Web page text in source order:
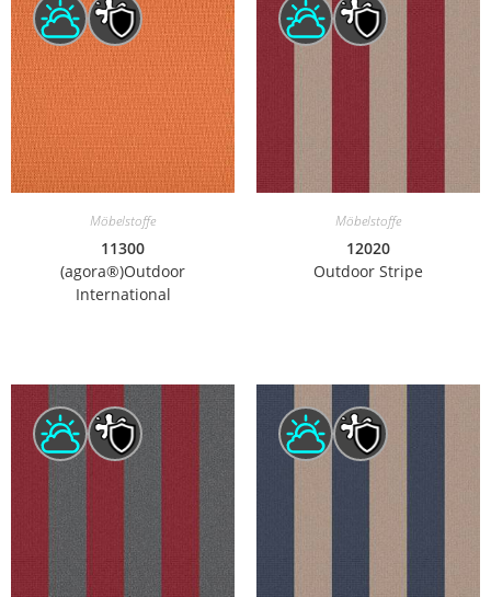
Möbelstoffe
11300
(agora®)Outdoor
International
Möbelstoffe
12020
Outdoor Stripe